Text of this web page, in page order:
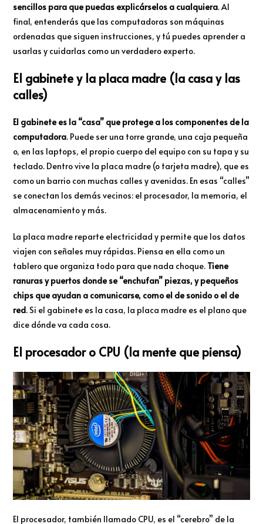
sencillos para que puedas explicárselos a cualquiera. Al
final, entenderás que las computadoras son máquinas
ordenadas que siguen instrucciones, y tú puedes aprender a
usarlas y cuidarlas como un verdadero experto.
El gabinete y la placa madre (la casa y las
calles)
El gabinete es la “casa” que protege a los componentes de la
computadora. Puede ser una torre grande, una caja pequeña
o, en las laptops, el propio cuerpo del equipo con su tapa y su
teclado. Dentro vive la placa madre (o tarjeta madre), que es
como un barrio con muchas calles y avenidas. En esas “calles”
se conectan los demás vecinos: el procesador, la memoria, el
almacenamiento y más.
La placa madre reparte electricidad y permite que los datos
viajen con señales muy rápidas. Piensa en ella como un
tablero que organiza todo para que nada choque. Tiene
ranuras y puertos donde se “enchufan” piezas, y pequeños
chips que ayudan a comunicarse, como el de sonido o el de
red. Si el gabinete es la casa, la placa madre es el plano que
dice dónde va cada cosa.
El procesador o CPU (la mente que piensa)
El procesador, también llamado CPU, es el “cerebro” de la